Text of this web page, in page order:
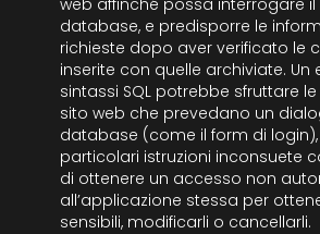
web affinché possa interrogare
database, e predisporre le
richieste dopo aver verificato le
inserite con quelle archiviate. Un
sintassi SQL potrebbe sfruttare
sito web che prevedano un
database (come il form di
particolari istruzioni inconsuete
di ottenere un accesso non
all’applicazione stessa per
sensibili, modificarli o cancellarli.